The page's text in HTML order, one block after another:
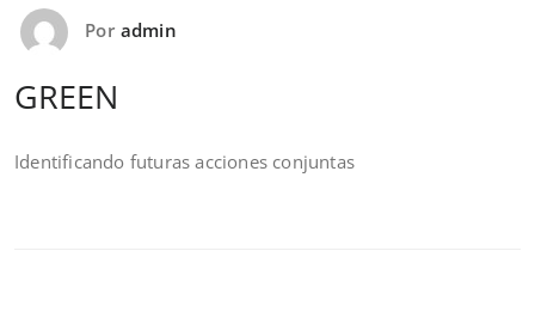
Por admin
GREEN
Identificando futuras acciones conjuntas